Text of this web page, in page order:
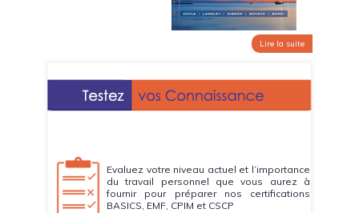
Lire la suite
Evaluez votre niveau actuel et l’importance
du travail personnel que vous aurez à
fournir pour préparer nos certifications
BASICS, EMF, CPIM et CSCP